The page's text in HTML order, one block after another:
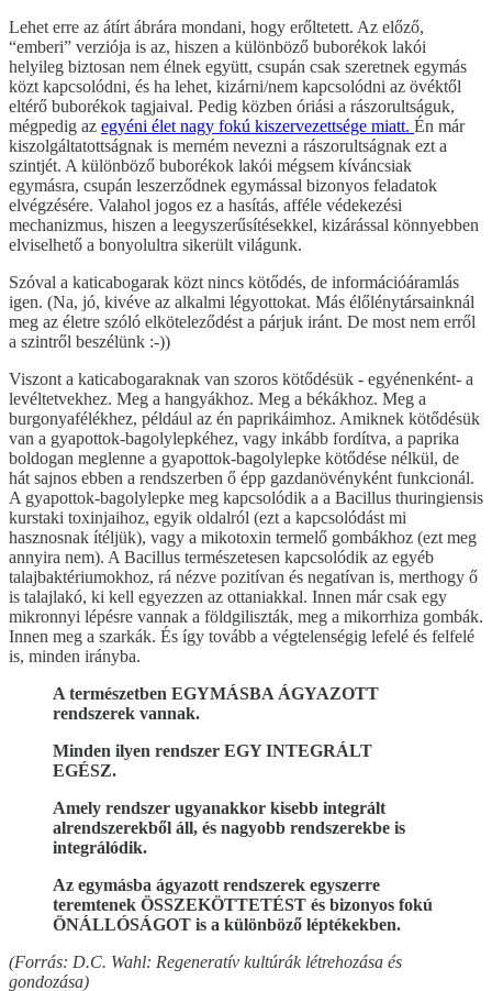
Lehet erre az átírt ábrára mondani, hogy erőltetett. Az előző,
“emberi” verziója is az, hiszen a különböző buborékok lakói
helyileg biztosan nem élnek együtt, csupán csak szeretnek egymás
közt kapcsolódni, és ha lehet, kizárni/nem kapcsolódni az övéktől
eltérő buborékok tagjaival. Pedig közben óriási a rászorultságuk,
mégpedig az egyéni élet nagy fokú kiszervezettsége miatt. Én már
kiszolgáltatottságnak is merném nevezni a rászorultságnak ezt a
szintjét. A különböző buborékok lakói mégsem kíváncsiak
egymásra, csupán leszerződnek egymással bizonyos feladatok
elvégzésére. Valahol jogos ez a hasítás, afféle védekezési
mechanizmus, hiszen a leegyszerűsítésekkel, kizárással könnyebben
elviselhető a bonyolultra sikerült világunk.
Szóval a katicabogarak közt nincs kötődés, de információáramlás
igen. (Na, jó, kivéve az alkalmi légyottokat. Más élőlénytársainknál
meg az életre szóló elköteleződést a párjuk iránt. De most nem erről
a szintről beszélünk :-))
Viszont a katicabogaraknak van szoros kötődésük - egyénenként- a
levéltetvekhez. Meg a hangyákhoz. Meg a békákhoz. Meg a
burgonyafélékhez, például az én paprikáimhoz. Amiknek kötődésük
van a gyapottok-bagolylepkéhez, vagy inkább fordítva, a paprika
boldogan meglenne a gyapottok-bagolylepke kötődése nélkül, de
hát sajnos ebben a rendszerben ő épp gazdanövényként funkcionál.
A gyapottok-bagolylepke meg kapcsolódik a a Bacillus thuringiensis
kurstaki toxinjaihoz, egyik oldalról (ezt a kapcsolódást mi
hasznosnak ítéljük), vagy a mikotoxin termelő gombákhoz (ezt meg
annyira nem). A Bacillus természetesen kapcsolódik az egyéb
talajbaktériumokhoz, rá nézve pozitívan és negatívan is, merthogy ő
is talajlakó, ki kell egyezzen az ottaniakkal. Innen már csak egy
mikronnyi lépésre vannak a földgiliszták, meg a mikorrhiza gombák.
Innen meg a szarkák. És így tovább a végtelenségig lefelé és felfelé
is, minden irányba.
A természetben EGYMÁSBA ÁGYAZOTT
rendszerek vannak.
Minden ilyen rendszer EGY INTEGRÁLT
EGÉSZ.
Amely rendszer ugyanakkor kisebb integrált
alrendszerekből áll, és nagyobb rendszerekbe is
integrálódik.
Az egymásba ágyazott rendszerek egyszerre
teremtenek ÖSSZEKÖTTETÉST és bizonyos fokú
ÖNÁLLÓSÁGOT is a különböző léptékekben.
(Forrás: D.C. Wahl: Regeneratív kultúrák létrehozása és
gondozása)